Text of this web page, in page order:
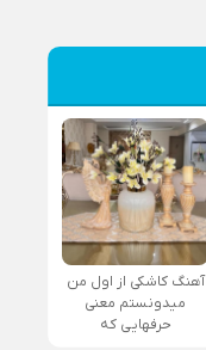
آهنگ کاشکی از اول من
میدونستم معنی
حرفهایی که